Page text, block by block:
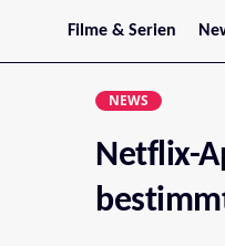
Filme & Serien
Trailer
Filmarchiv
NEWS
Netflix-